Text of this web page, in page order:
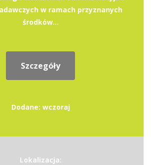
w ramach przyznanych
środków...
Szczegóły
Dodane: wczoraj
Lokalizacja: